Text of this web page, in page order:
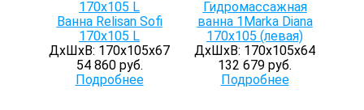
Ванна Relisan Sofi
170x105 L
ДхШхВ: 170х105х67
54 860 руб.
Подробнее
Гидромассажная
ванна 1Marka Diana
170х105 (левая)
ДхШхВ: 170х105х64
132 679 руб.
Подробнее